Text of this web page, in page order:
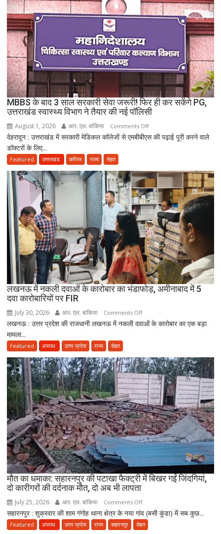
नया
विवाद,
के
नाबालिग
का
दावा;
CWC
ने
जारी
किया
नोटिस
MBBS के बाद 3 साल सरकारी सेवा जरूरी! फिर ही कर सकेंगे PG,
उत्तराखंड स्वास्थ्य विभाग ने तैयार की नई पॉलिसी
August 1, 2026 आर. एल. बांकिया Comments Offon
MBBS
साल
सरकारी
सेवा
जरूरी!
फिर
ही
कर
सकेंगे
PG,
उत्तराखंड
स्वास्थ्य
तैयार
देहरादून : उत्तराखंड में सरकारी मेडिकल कॉलेजों से एमबीबीएस की पढ़ाई पूरी करने वाले
डॉक्टरों के लिए...
Featured उत्तराखंड करियर राज्य सेहत
लखनऊ में नकली दवाओं के कारोबार का भंडाफोड़, अमीनाबाद में 5
दवा कारोबारियों पर FIR
July 30, 2026 आर. एल. बांकिया Comments Offon
लखनऊ
दवाओं
के
कारोबार
का
भंडाफोड़,
अमीनाबाद
में
5
दवा
पर
FIR
लखनऊ : उत्तर प्रदेश की राजधानी लखनऊ में नकली दवाओं के कारोबार का एक बड़ा
मामला...
Featured अपराध उत्तर प्रदेश राज्य सेहत
मौत का धमाका: सहारनपुर की पटाखा फैक्ट्री में बिखर गईं जिंदगियां,
दो कारीगरों की दर्दनाक मौत, दो अब भी लापता
July 25, 2026 आर. एल. बांकिया Comments Offon
मौत
का
सहारनपुर : शुक्रवार की शाम गंगोह थाना क्षेत्र के नया गांव (बसी कुंडा) में सब कुछ...
Featured अपराध उत्तर प्रदेश राज्य सहारनपुर सेहत